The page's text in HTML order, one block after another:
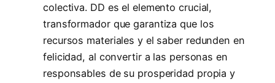
colectiva. DD es el elemento crucial,
transformador que garantiza que los
recursos materiales y el saber redunden en
felicidad, al convertir a las personas en
responsables de su prosperidad propia y